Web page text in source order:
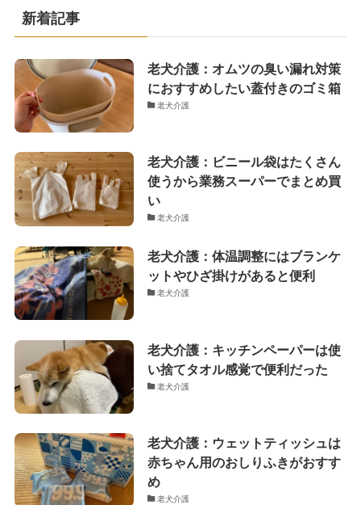
新着記事
老犬介護：オムツの臭い漏れ対策
におすすめしたい蓋付きのゴミ箱
老犬介護
老犬介護：ビニール袋はたくさん
使うから業務スーパーでまとめ買
い
老犬介護
老犬介護：体温調整にはブランケ
ットやひざ掛けがあると便利
老犬介護
老犬介護：キッチンペーパーは使
い捨てタオル感覚で便利だった
老犬介護
老犬介護：ウェットティッシュは
赤ちゃん用のおしりふきがおすす
め
老犬介護